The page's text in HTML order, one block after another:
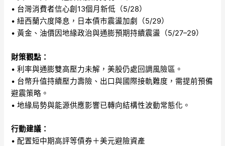
• 台灣消費者信心創13個月新低（5/28）
• 紐西蘭六度降息，日本債市震盪加劇（5/29）
• 黃金、油價因地緣政治與通膨預期持續震盪（5/27–29）
財策觀點：
• 利率與通膨雙高壓力未解，美股仍處回調風險區。
• 台幣升值持續壓力壽險、出口與國際接軌難度，需提前預備
避震策略。
• 地緣局勢與能源供應影響已轉向結構性波動常態化。
行動建議：
• 配置短中期高評等債券＋美元避險資產